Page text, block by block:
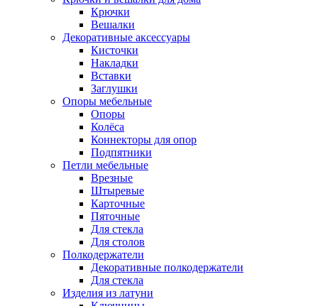
Крючки
Вешалки
Декоративные аксессуары
Кисточки
Накладки
Вставки
Заглушки
Опоры мебельные
Опоры
Колёса
Коннекторы для опор
Подпятники
Петли мебельные
Врезные
Штыревые
Карточные
Пяточные
Для стекла
Для столов
Полкодержатели
Декоративные полкодержатели
Для стекла
Изделия из латуни